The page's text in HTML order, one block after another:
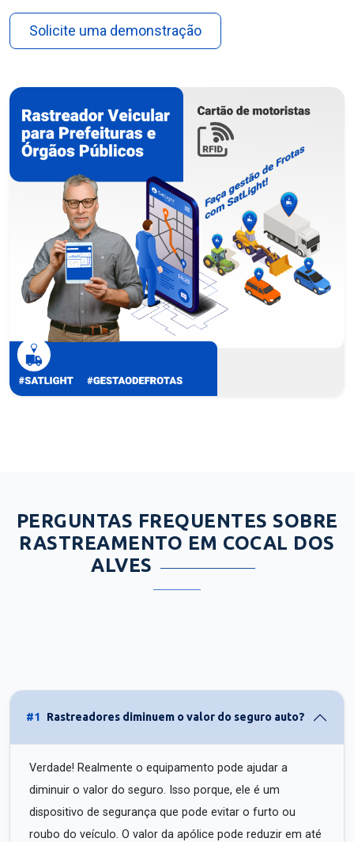
Solicite uma demonstração
PERGUNTAS FREQUENTES SOBRE
RASTREAMENTO EM COCAL DOS
ALVES
#1 Rastreadores diminuem o valor do seguro auto?
Verdade! Realmente o equipamento pode ajudar a
diminuir o valor do seguro. Isso porque, ele é um
dispositivo de segurança que pode evitar o furto ou
roubo do veículo. O valor da apólice pode reduzir em até